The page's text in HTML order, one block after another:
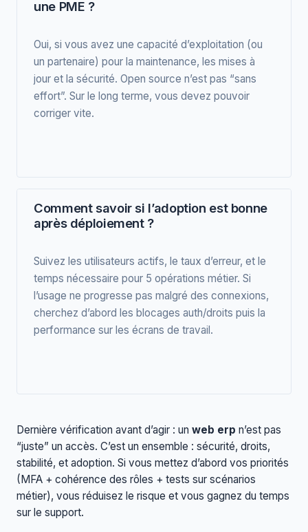
une PME ?
Oui, si vous avez une capacité d’exploitation (ou
un partenaire) pour la maintenance, les mises à
jour et la sécurité. Open source n’est pas “sans
effort”. Sur le long terme, vous devez pouvoir
corriger vite.
Comment savoir si l’adoption est bonne
après déploiement ?
Suivez les utilisateurs actifs, le taux d’erreur, et le
temps nécessaire pour 5 opérations métier. Si
l’usage ne progresse pas malgré des connexions,
cherchez d’abord les blocages auth/droits puis la
performance sur les écrans de travail.
Dernière vérification avant d’agir : un web erp n’est pas
“juste” un accès. C’est un ensemble : sécurité, droits,
stabilité, et adoption. Si vous mettez d’abord vos priorités
(MFA + cohérence des rôles + tests sur scénarios
métier), vous réduisez le risque et vous gagnez du temps
sur le support.